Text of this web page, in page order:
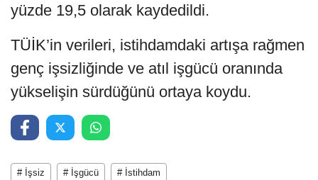
yüzde 19,5 olarak kaydedildi.
TÜİK’in verileri, istihdamdaki artışa rağmen
genç işsizliğinde ve atıl işgücü oranında
yükselişin sürdüğünü ortaya koydu.
# İşsiz # İşgücü # İstihdam